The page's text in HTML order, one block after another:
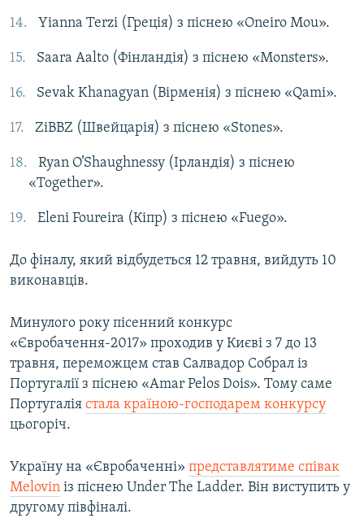
Yianna Terzi (Греція) з піснею «Oneiro Mou».
Saara Aalto (Фінландія) з піснею «Monsters».
Sevak Khanagyan (Вірменія) з піснею «Qami».
ZiBBZ (Швейцарія) з піснею «Stones».
Ryan O’Shaughnessy (Ірландія) з піснею
«Together».
Eleni Foureira (Кіпр) з піснею «Fuego».
До фіналу, який відбудеться 12 травня, вийдуть 10
виконавців.
Минулого року пісенний конкурс
«Євробачення-2017» проходив у Києві з 7 до 13
травня, переможцем став Салвадор Собрал із
Португалії з піснею «Amar Pelos Dois». Тому саме
Португалія стала країною-господарем конкурсу
цьогоріч.
Україну на «Євробаченні» представлятиме співак
Melovin із піснею Under The Ladder. Він виступить у
другому півфіналі.